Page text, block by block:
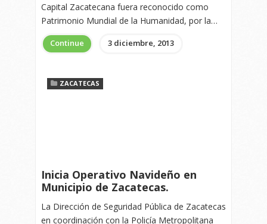
Capital Zacatecana fuera reconocido como
Patrimonio Mundial de la Humanidad, por la…
Continue 3 diciembre, 2013
ZACATECAS
Inicia Operativo Navideño en
Municipio de Zacatecas.
La Dirección de Seguridad Pública de Zacatecas
en coordinación con la Policía Metropolitana